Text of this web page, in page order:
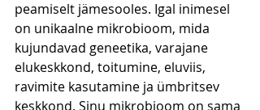
peamiselt jämesooles. Igal inimesel
on unikaalne mikrobioom, mida
kujundavad geneetika, varajane
elukeskkond, toitumine, eluviis,
ravimite kasutamine ja ümbritsev
keskkond. Sinu mikrobioom on sama